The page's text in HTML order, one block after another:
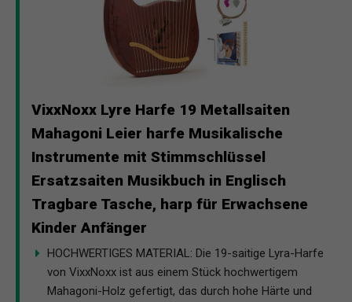
VixxNoxx Lyre Harfe 19 Metallsaiten
Mahagoni Leier harfe Musikalische
Instrumente mit Stimmschlüssel
Ersatzsaiten Musikbuch in Englisch
Tragbare Tasche, harp für Erwachsene
Kinder Anfänger
HOCHWERTIGES MATERIAL: Die 19-saitige Lyra-Harfe
von VixxNoxx ist aus einem Stück hochwertigem
Mahagoni-Holz gefertigt, das durch hohe Härte und